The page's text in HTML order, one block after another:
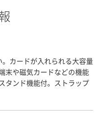
カードが入れられる大容量
末や磁気カードなどの機能
タンド機能付。ストラップ